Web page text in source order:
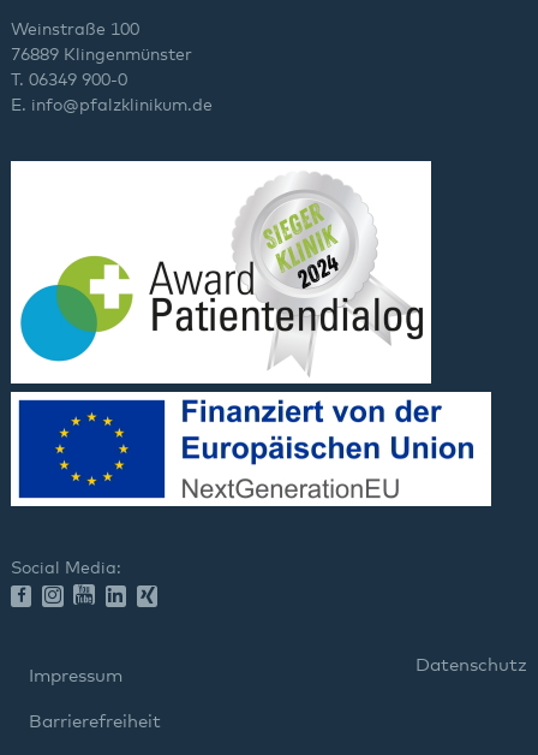
Weinstraße 100
76889 Klingenmünster
T. 06349 900-0
E. info@pfalzklinikum.de
Social Media:
Impressum
Datenschutz
Barrierefreiheit